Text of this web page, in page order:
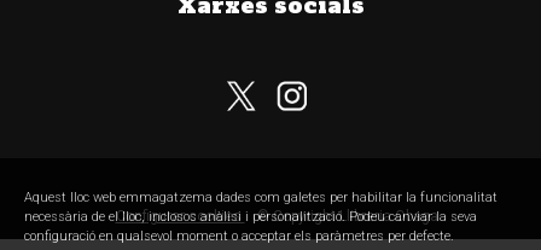
Configurar cookies © Copyright Llibreria Obaga
Aquest lloc web emmagatzema dades com galetes per habilitar la funcionalitat
necessària de el lloc, inclosos anàlisi i personalització. Podeu canviar la seva
configuració en qualsevol moment o acceptar els paràmetres per defecte.
Subscriu-te al nostre butlletí